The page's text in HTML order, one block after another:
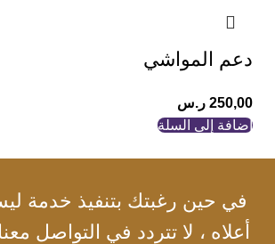
دعم المواشي
250,00 ر.س
إضافة إلى السلة
في حين رغبتك بتنفيذ خدمة
أعلاه ، لا تتردد في التواصل